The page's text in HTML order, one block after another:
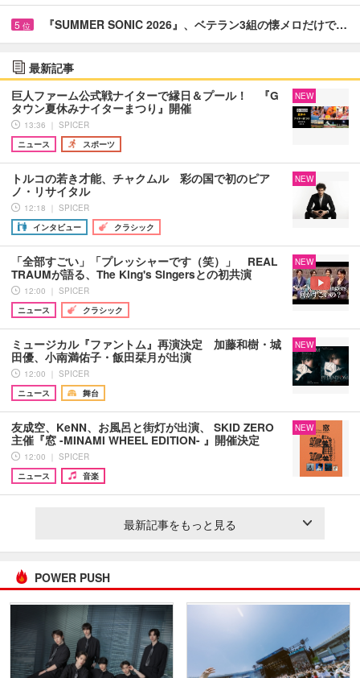
5 位 『SUMMER SONIC 2026』、ベテラン3組の懐メロだけで…
最新記事
巨人ファーム公式戦ナイターで縁日＆プール！ 『G
タウン夏休みナイターまつり』開催
13:36 ｜ SPICER
ニュース
スポーツ
NEW
トルコの若き才能、チャクムル 彩の国で初のピア
ノ・リサイタル
12:18 ｜ SPICER
インタビュー
クラシック
NEW
「全部すごい」「プレッシャーです（笑）」 REAL
TRAUMが語る、The King's Singersとの初共演
12:00 ｜ SPICER
ニュース
クラシック
NEW
ミュージカル『ファントム』再演決定 加藤和樹・城
田優、小南満佑子・飯田栞月が出演
12:00 ｜ SPICER
ニュース
舞台
NEW
友成空、KeNN、お風呂と街灯が出演、 SKID ZERO
主催『窓 -MINAMI WHEEL EDITION- 』開催決定
12:00 ｜ SPICER
ニュース
音楽
NEW
最新記事をもっと見る
POWER PUSH